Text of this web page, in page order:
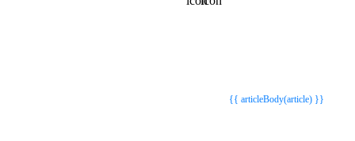
{{ articleBody(article) }}